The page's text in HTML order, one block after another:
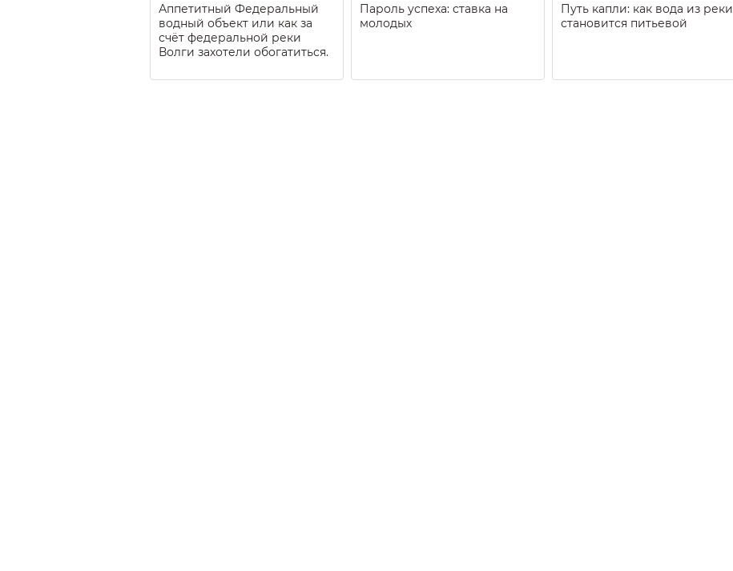
Аппетитный Федеральный
водный объект или как за
счёт федеральной реки
Волги захотели обогатиться.
Пароль успеха: ставка на
молодых
Путь капли: как вода из реки
становится питьевой